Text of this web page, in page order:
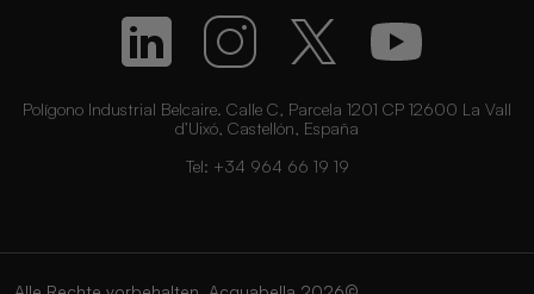
Polígono Industrial Belcaire. Calle C, Parcela 1201 CP 12600 La Vall
d’Uixó, Castellón, España
Tel: +34 964 66 19 19